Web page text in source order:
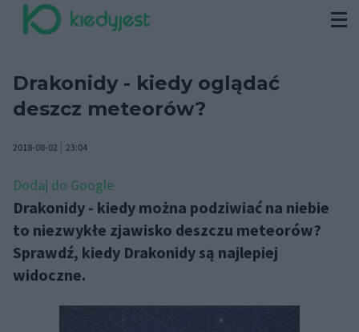
Drakonidy - kiedy oglądać
deszcz meteorów?
2018-08-02 23:04
Dodaj do Google
Drakonidy - kiedy można podziwiać na niebie
to niezwykłe zjawisko deszczu meteorów?
Sprawdź, kiedy Drakonidy są najlepiej
widoczne.